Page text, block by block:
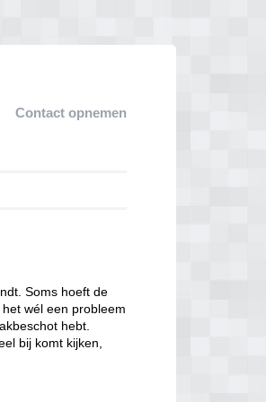
Contact opnemen
Soms hoeft de
wél een probleem
hebt.
bij komt kijken,